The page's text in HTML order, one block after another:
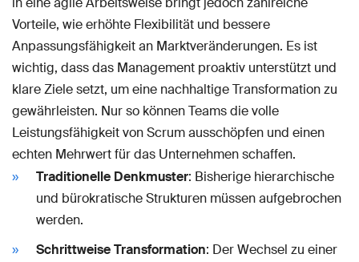
Vorteile, wie erhöhte Flexibilität und bessere
Anpassungsfähigkeit an Marktveränderungen. Es ist
wichtig, dass das Management proaktiv unterstützt und
klare Ziele setzt, um eine nachhaltige Transformation zu
gewährleisten. Nur so können Teams die volle
Leistungsfähigkeit von Scrum ausschöpfen und einen
echten Mehrwert für das Unternehmen schaffen.
Traditionelle Denkmuster: Bisherige hierarchische
und bürokratische Strukturen müssen aufgebrochen
werden.
Schrittweise Transformation: Der Wechsel zu einer